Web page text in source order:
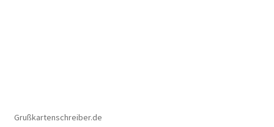
Grußkartenschreiber.de